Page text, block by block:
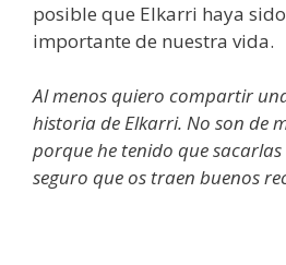
posible que Elkarri haya
importante de nuestra vida.
Al menos quiero compartir
historia de Elkarri. No son de
porque he tenido que
seguro que os traen buenos